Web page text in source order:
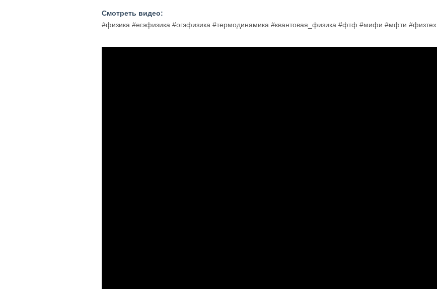
Смотреть видео:
#физика #егэфизика #огэфизика #термодинамика #квантовая_физика #фтф #мифи #мфти #физтех